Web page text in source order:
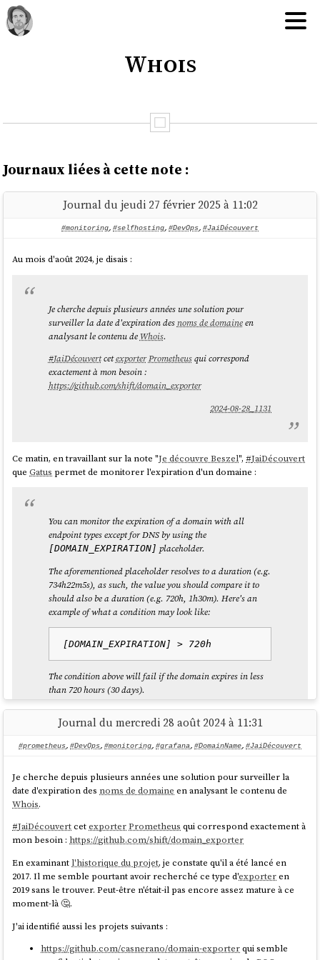
Whois
Journaux liées à cette note :
Journal du jeudi 27 février 2025 à 11:02
#monitoring, #selfhosting, #DevOps, #JaiDécouvert
Au mois d'août 2024, je disais :
Je cherche depuis plusieurs années une solution pour
surveiller la date d'expiration desnoms de domaineen
analysant le contenu deWhois.
#JaiDécouvertcetexporterPrometheusqui correspond
exactement à mon besoin :
https://github.com/shift/domain_exporter
2024-08-28_1131
Ce matin, en travaillant sur la note "Je découvre Beszel", #JaiDécouvert
queGatus permet de monitorer l'expiration d'un domaine :
You can monitor the expiration of a domain with all
endpoint types except for DNS by using the
[DOMAIN_EXPIRATION] placeholder.
The aforementioned placeholder resolves to a duration (e.g.
734h22m5s), as such, the value you should compare it to
should also be a duration (e.g. 720h, 1h30m). Here's an
example of what a condition may look like:
The condition above will fail if the domain expires in less
than 720 hours (30 days).
source
Journal du mercredi 28 août 2024 à 11:31
#prometheus, #DevOps, #monitoring, #grafana, #DomainName, #JaiDécouvert
Je cherche depuis plusieurs années une solution pour surveiller la
date d'expiration des noms de domaine en analysant le contenu de
Whois.
#JaiDécouvertcetexporter Prometheus qui correspond exactement à
mon besoin : https://github.com/shift/domain_exporter
En examinant l'historique du projet, je constate qu'il a été lancé en
2017. Il me semble pourtant avoir recherché ce type d'exporteren
2019 sans le trouver. Peut-être n'était-il pas encore assez mature à ce
moment-là 🤔.
J'ai identifié aussi les projets suivants :
https://github.com/casnerano/domain-exporterqui semble